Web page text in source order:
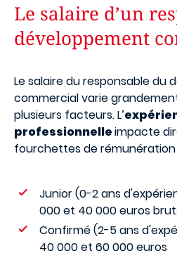
Le salaire d’un
développement
Le salaire du responsable du
commercial varie
plusieurs facteurs.L’
professionnelleimpacte
fourchettes de rémunération
Junior (0-2 ans
000 et 40 000 euros
Confirmé (2-5 ans
40 000 et 60 000 euros